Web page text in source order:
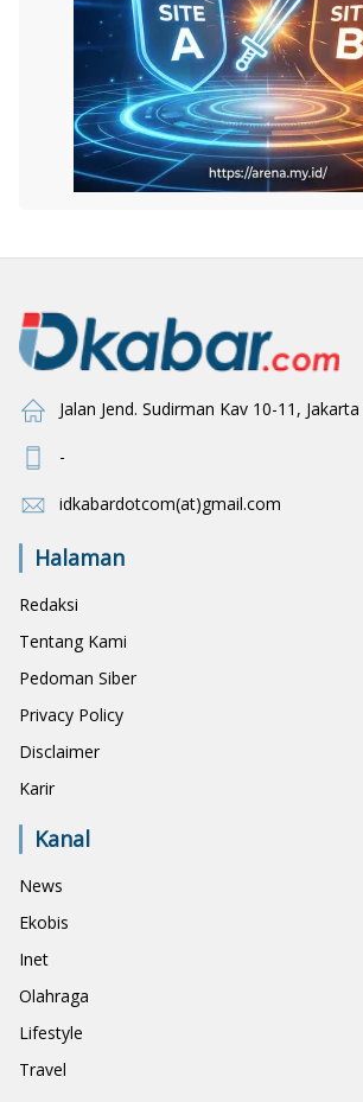
Jalan Jend. Sudirman Kav 10-11,
-
idkabardotcom(at)gmail.com
Halaman
Redaksi
Tentang Kami
Pedoman Siber
Privacy Policy
Disclaimer
Karir
Kanal
News
Ekobis
Inet
Olahraga
Lifestyle
Travel